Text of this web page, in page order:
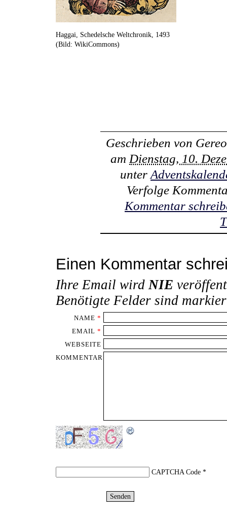
Haggai, Schedelsche Weltchronik, 1493
(Bild: WikiCommons)
Geschrieben von
am Dienstag, 10.
unter
Verfolge
Kommentar
Einen Kommentar
Ihre Email wird NIE
Benötigte Felder sind
NAME *
EMAIL *
WEBSEITE
KOMMENTAR
CAPTCHA Code*